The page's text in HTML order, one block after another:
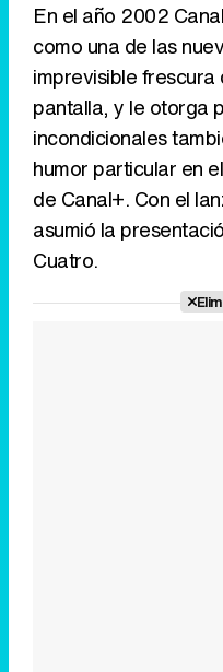
En el año 2002
como una de las
imprevisible
pantalla, y le otorga
incondicionales
humor particular en
de Canal+. Con el
asumió la
Cuatro.